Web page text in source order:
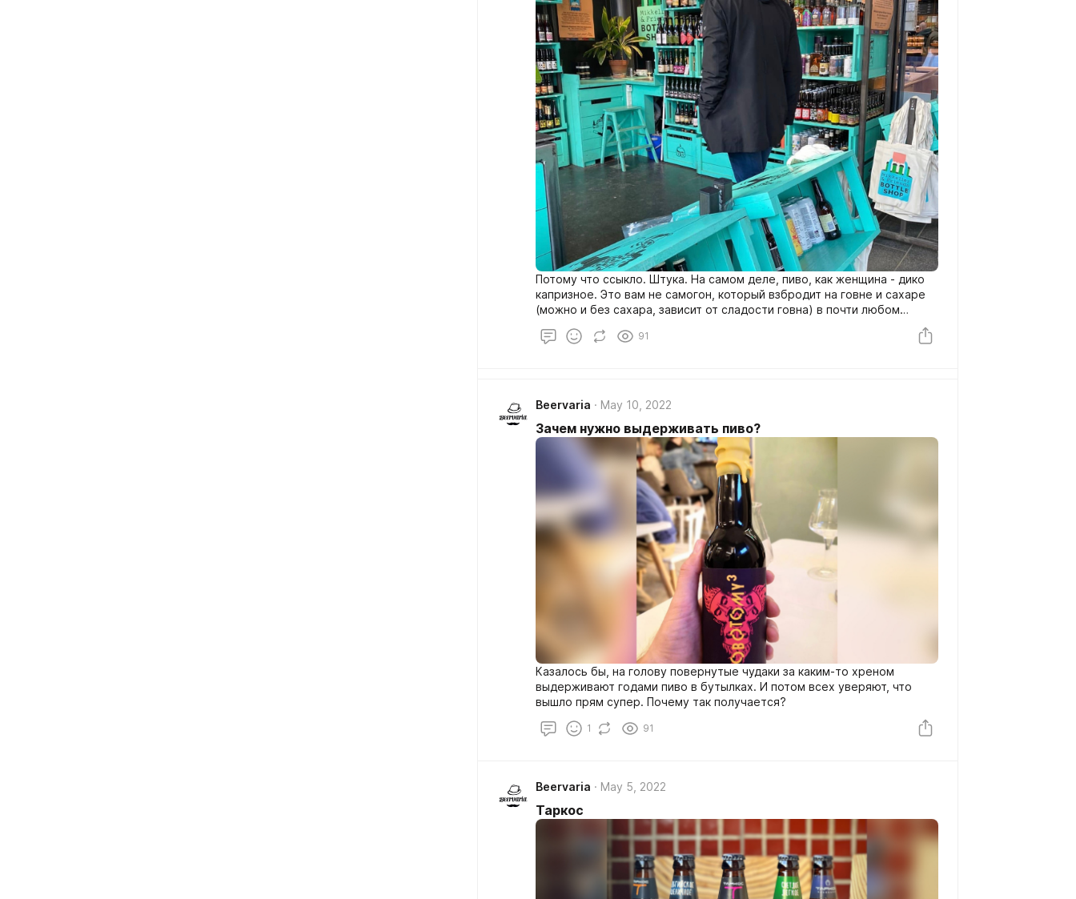
Потому что ссыкло. Штука. На самом деле, пиво, как женщина - дико
капризное. Это вам не самогон, который взбродит на говне и сахаре
(можно и без сахара, зависит от сладости говна) в почти любом
подвале и зачастую даже особо не ворчит от прямого света. Пиво же
в этом плане, прямо-таки интеллигент с оттопыренным мизинчиком и
91
Beervaria May 10, 2022
Зачем нужно выдерживать пиво?
Казалось бы, на голову повернутые чудаки за каким-то хреном
выдерживают годами пиво в бутылках. И потом всех уверяют, что
вышло прям супер. Почему так получается?
1 91
Beervaria May 5, 2022
Таркос